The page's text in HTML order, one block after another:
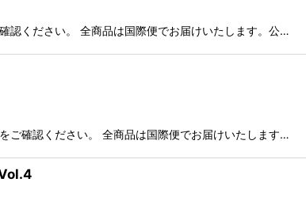
ください。 全商品は国際便でお届けいたします。公…
確認ください。 全商品は国際便でお届けいたします…